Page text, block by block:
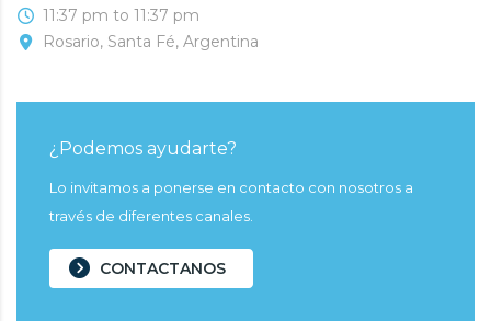
11:37 pm to 11:37 pm
Rosario, Santa Fé, Argentina
¿Podemos ayudarte?
Lo invitamos a ponerse en contacto con nosotros a
través de diferentes canales.
CONTACTANOS